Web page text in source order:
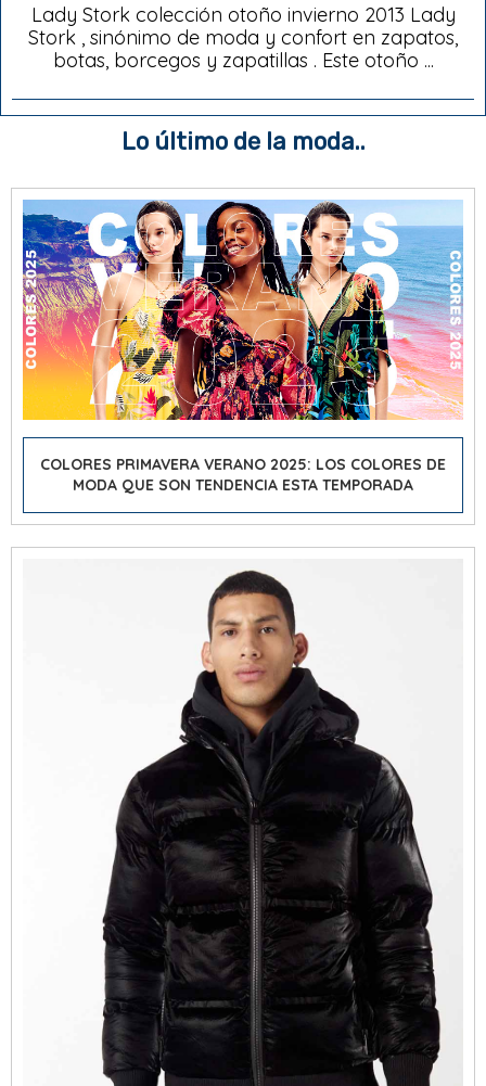
Lady Stork colección otoño invierno 2013 Lady
Stork , sinónimo de moda y confort en zapatos,
botas, borcegos y zapatillas . Este otoño ...
Lo último de la moda..
COLORES PRIMAVERA VERANO 2025: LOS COLORES DE
MODA QUE SON TENDENCIA ESTA TEMPORADA